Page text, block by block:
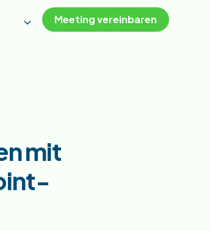
Meeting vereinbaren
mit